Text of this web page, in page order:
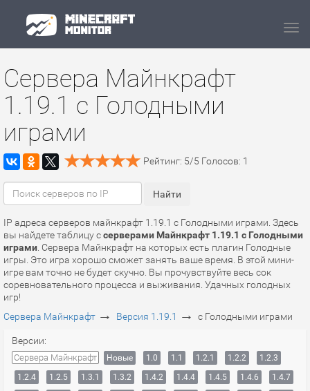
Сервера Майнкрафт
1.19.1 с Голодными
играми
Рейтинг: 5/5 Голосов: 1
IP адреса серверов майнкрафт 1.19.1 с Голодными играми. Здесь
вы найдете таблицу ссерверами Майнкрафт 1.19.1 с Голодными
играми . Сервера Майнкрафт на которых есть плагин Голодные
игры. Это игра хорошо сможет занять ваше время. В этой мини-
игре вам точно не будет скучно. Вы прочувствуйте весь сок
соревновательного процесса и выживания. Удачных голодных
игр!
Сервера Майнкрафт → Версия 1.19.1 → с Голодными играми
Версии:
Сервера Майнкрафт Новые 1.0 1.1 1.2.1 1.2.2
1.2.3
1.2.4
1.2.5 1.3.1 1.3.2 1.4.2 1.4.4 1.4.5 1.4.6
1.4.7